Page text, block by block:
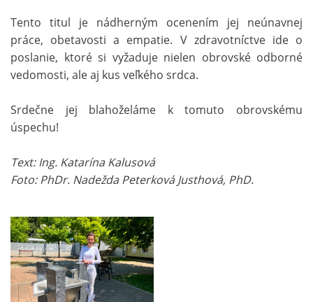
Tento titul je nádherným ocenením jej neúnavnej
práce, obetavosti a empatie. V zdravotníctve ide o
poslanie, ktoré si vyžaduje nielen obrovské odborné
vedomosti, ale aj kus veľkého srdca.
Srdečne jej blahoželáme k tomuto obrovskému
úspechu!
Text: Ing. Katarína Kalusová
Foto: PhDr. Nadežda Peterková Justhová, PhD.